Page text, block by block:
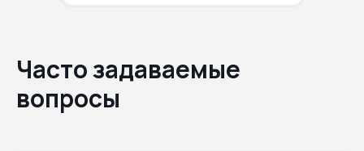
Часто задаваемые
вопросы